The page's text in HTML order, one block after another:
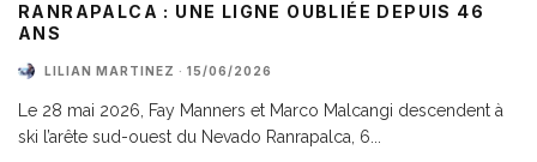
RANRAPALCA : UNE LIGNE OUBLIÉE DEPUIS 46
ANS
LILIAN MARTINEZ · 15/06/2026
Le 28 mai 2026, Fay Manners et Marco Malcangi descendent à
ski l’arête sud-ouest du Nevado Ranrapalca, 6